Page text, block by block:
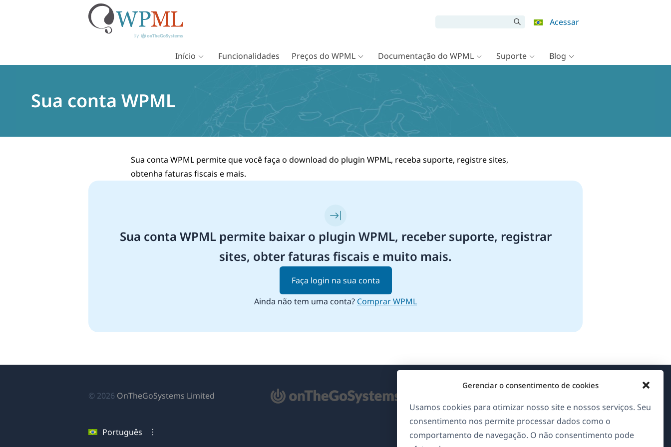
Gerenciar o consentimento de cookies
Usamos cookies para otimizar nosso site e nossos serviços. Seu
consentimento nos permite processar dados como o
comportamento de navegação. O não consentimento pode
conteúdo
Acessar
Início Funcionalidades Preços do WPML Documentação do WPML Suporte Blog
Sua conta WPML
Sua conta WPML permite que você faça o download do plugin WPML, receba suporte, registre sites,
obtenha faturas fiscais e mais.
Sua conta WPML permite baixar o plugin WPML, receber suporte, registrar
sites, obter faturas fiscais e muito mais.
Faça login na sua conta
Ainda não tem uma conta? Comprar WPML
© 2026 OnTheGoSystems Limited
Português
GDPR & Política de Privacidade
Junte-se à nossa equipe(abre